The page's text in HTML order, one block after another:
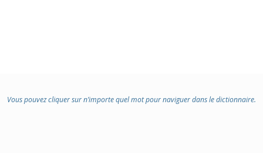
Vous pouvez cliquer sur n’importe quel mot pour naviguer dans le dictionnaire.